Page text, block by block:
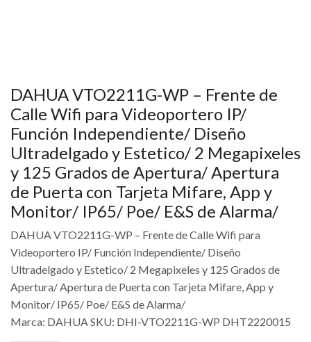
DAHUA VTO2211G-WP – Frente de
Calle Wifi para Videoportero IP/
Función Independiente/ Diseño
Ultradelgado y Estetico/ 2 Megapixeles
y 125 Grados de Apertura/ Apertura
de Puerta con Tarjeta Mifare, App y
Monitor/ IP65/ Poe/ E&S de Alarma/
DAHUA VTO2211G-WP – Frente de Calle Wifi para
Videoportero IP/ Función Independiente/ Diseño
Ultradelgado y Estetico/ 2 Megapixeles y 125 Grados de
Apertura/ Apertura de Puerta con Tarjeta Mifare, App y
Monitor/ IP65/ Poe/ E&S de Alarma/
Marca: DAHUA SKU: DHI-VTO2211G-WP DHT2220015